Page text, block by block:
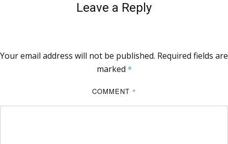
Leave a Reply
Your email address will not be published. Required fields are
marked *
COMMENT *